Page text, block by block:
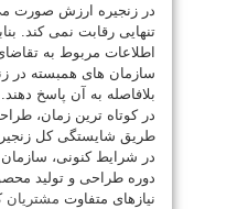
در زنجیره ارزش صورت
تنهایی رقابت نمی کند.
اطلاعات مربوط به
سازمان های همبسته در
بلافاصله به آن پاسخ
در کوتاه ترین زمان،
طریق شایستگی کل زنجیره
در شرایط کنونی، سازمان
دوره طراحی و تولید
نیازهای متفاوت مشتریان